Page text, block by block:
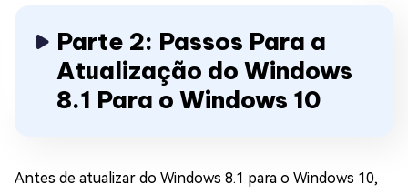
Parte 2: Passos Para a
Atualização do Windows
8.1 Para o Windows 10
Antes de atualizar do Windows 8.1 para o Windows 10,